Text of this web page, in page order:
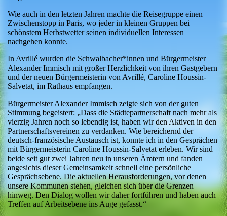
Wie auch in den letzten Jahren machte die Reisegruppe einen
Zwischenstopp in Paris, wo jeder in kleinen Gruppen bei
schönstem Herbstwetter seinen individuellen Interessen
nachgehen konnte.
In Avrillé wurden die Schwalbacher*innen und Bürgermeister
Alexander Immisch mit großer Herzlichkeit von ihren Gastgebern
und der neuen Bürgermeisterin von Avrillé, Caroline Houssin-
Salvetat, im Rathaus empfangen.
Bürgermeister Alexander Immisch zeigte sich von der guten
Stimmung begeistert: „Dass die Städtepartnerschaft nach mehr als
vierzig Jahren noch so lebendig ist, haben wir den Aktiven in den
Partnerschaftsvereinen zu verdanken. Wie bereichernd der
deutsch-französische Austausch ist, konnte ich in den Gesprächen
mit Bürgermeisterin Caroline Houssin-Salvetat erleben. Wir sind
beide seit gut zwei Jahren neu in unseren Ämtern und fanden
angesichts dieser Gemeinsamkeit schnell eine persönliche
Gesprächsebene. Die aktuellen Herausforderungen, vor denen
unsere Kommunen stehen, gleichen sich über die Grenzen
hinweg. Den Dialog wollen wir daher fortführen und haben auch
Treffen auf Arbeitsebene ins Auge gefasst.“